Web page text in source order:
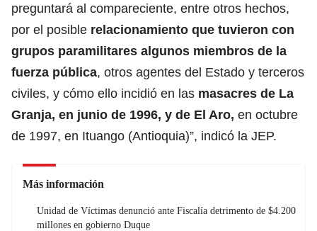
preguntará al compareciente, entre otros hechos,
por el posible relacionamiento que tuvieron con
grupos paramilitares algunos miembros de la
fuerza pública, otros agentes del Estado y terceros
civiles, y cómo ello incidió en las masacres de La
Granja, en junio de 1996, y de El Aro, en octubre
de 1997, en Ituango (Antioquia)”, indicó la JEP.
Más información
Unidad de Víctimas denunció ante Fiscalía detrimento de $4.200
millones en gobierno Duque